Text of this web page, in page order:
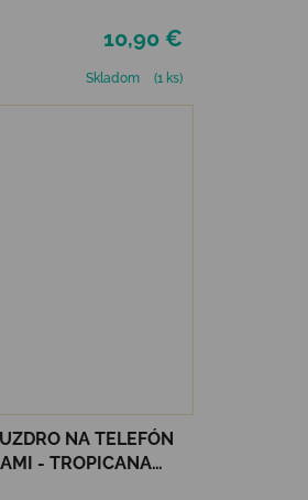
10,90 €
Skladom
(1 ks)
NA TELEFÓN
- TROPICANA